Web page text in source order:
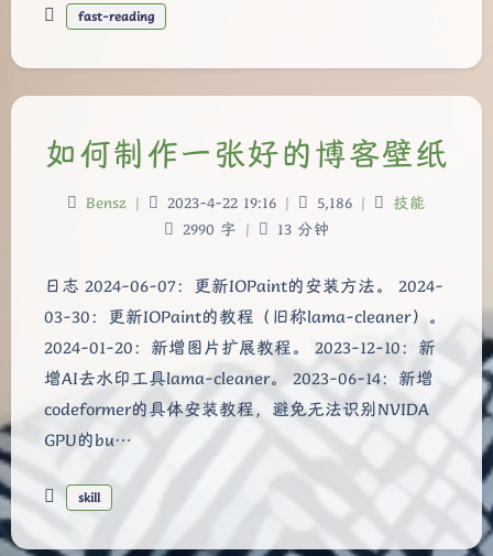
fast-reading
如何制作一张好的博客壁纸
Bensz | 2023-4-22 19:16 | 5,186 |
技能
2990 字 | 13 分钟
日志 2024-06-07：更新IOPaint的安装方法。 2024-
03-30：更新IOPaint的教程（旧称lama-cleaner）。
2024-01-20：新增图片扩展教程。 2023-12-10：新
增AI去水印工具lama-cleaner。 2023-06-14：新增
codeformer的具体安装教程，避免无法识别NVIDA
GPU的bu…
skill